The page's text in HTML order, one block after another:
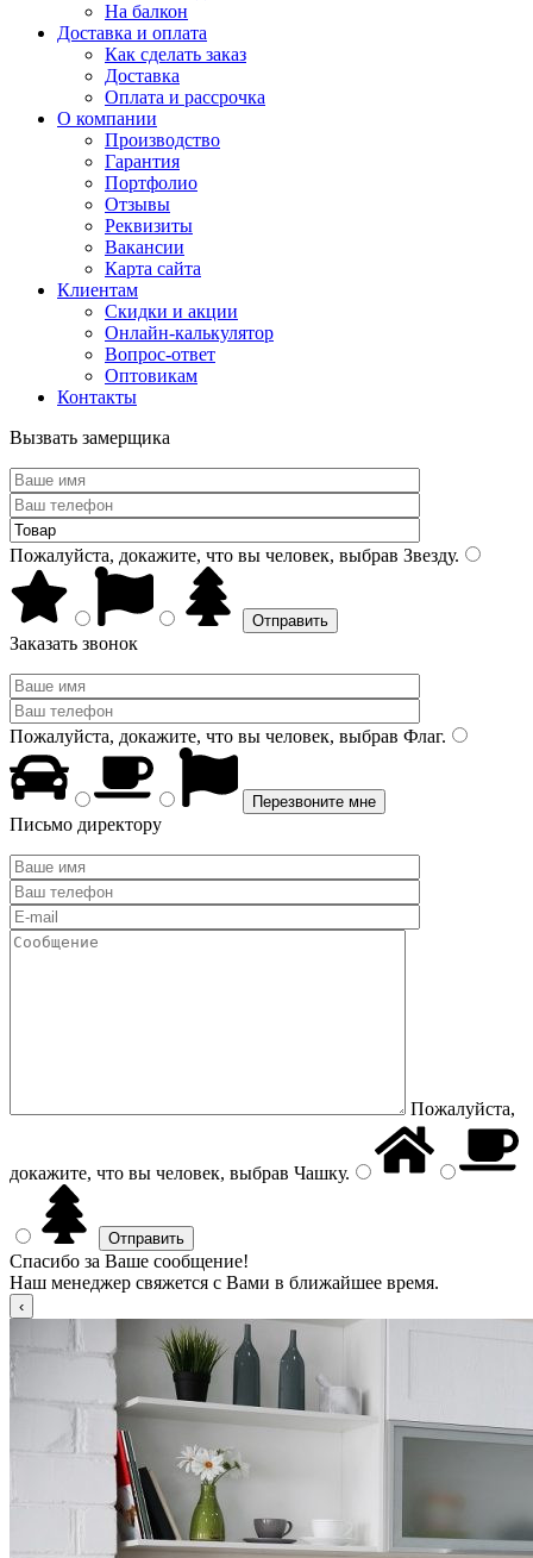
На балкон
Доставка и оплата
Как сделать заказ
Доставка
Оплата и рассрочка
О компании
Производство
Гарантия
Портфолио
Отзывы
Реквизиты
Вакансии
Карта сайта
Клиентам
Скидки и акции
Онлайн-калькулятор
Вопрос-ответ
Оптовикам
Контакты
Вызвать замерщика
Пожалуйста, докажите, что вы человек, выбрав Звезду.
Заказать звонок
Пожалуйста, докажите, что вы человек, выбрав Флаг.
Письмо директору
Пожалуйста,
докажите, что вы человек, выбрав Чашку.
Спасибо за Ваше сообщение!
Наш менеджер свяжется с Вами в ближайшее время.